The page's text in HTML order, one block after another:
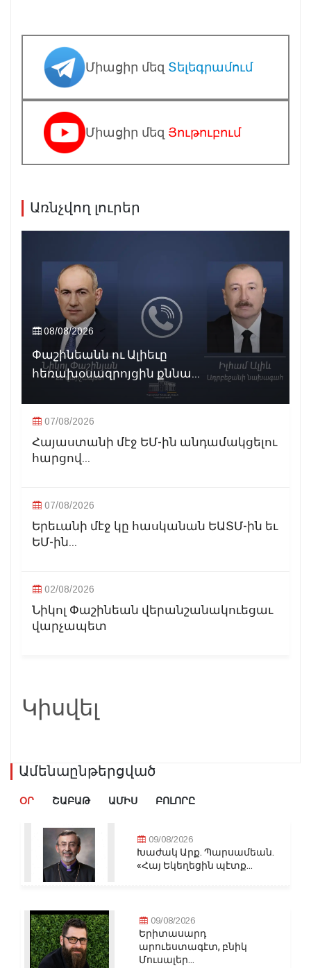
Միացիր մեզ Տելեգրամում
Միացիր մեզ Յութուբում
Առնչվող լուրեր
08/08/2026
Փաշինեանն ու Ալիեւը
հեռախօսազրոյցին քննա...
07/08/2026
Հայաստանի մէջ ԵՄ-ին անդամակցելու
հարցով...
07/08/2026
Երեւանի մէջ կը հասկանան ԵԱՏՄ-ին եւ
ԵՄ-ին...
02/08/2026
Նիկոլ Փաշինեան վերանշանակուեցաւ
վարչապետ
Կիսվել
Ամենաընթերցված
ՕՐ ՇԱԲԱԹ ԱՄԻՍ ԲՈԼՈՐԸ
09/08/2026
Խաժակ Արք. Պարսամեան.
«Հայ Եկեղեցին պէտք...
09/08/2026
Երիտասարդ
արուեստագէտ, բնիկ
Մուսալեր...